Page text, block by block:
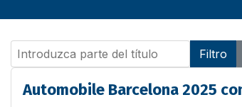
Introduzca parte del título Filtro
Automobile Barcelona 2025